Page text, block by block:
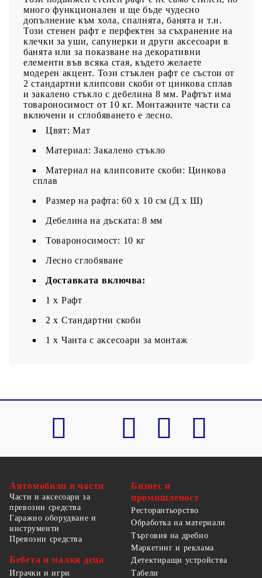
много функционален и ще бъде чудесно
допълнение към хола, спалнята, банята и т.н.
Този стенен рафт е перфектен за съхранение на
клечки за уши, сапунерки и други аксесоари в
банята или за показване на декоративни
елементи във всяка стая, където желаете
модерен акцент. Този стъклен рафт се състои от
2 стандартни клипсови скоби от цинкова сплав
и закалено стъкло с дебелина 8 мм. Рафтът има
товароносимост от 10 кг. Монтажните части са
включени и сглобяването е лесно.
Цвят: Мат
Материал: Закалено стъкло
Материал на клипсовите скоби: Цинкова
сплав
Размер на рафта: 60 x 10 cм (Д x Ш)
Дебелина на дъската: 8 мм
Товароносимост: 10 кг
Лесно сглобяване
Доставката включва:
1 х Рафт
2 x Стандартни скоби
1 x Чанта с аксесоари за монтаж
Автомобили и части
Части и аксесоари за
превозни средства
Гаражно оборудване и
инструменти
Превозни средства
Бебета и малки деца
Играчки и игри
Бизнес и
промишленост
Ресторантьорство
Обработка на материали
Търговия на дребно
Маркетинг и реклама
Детектиращи устройства
Табели